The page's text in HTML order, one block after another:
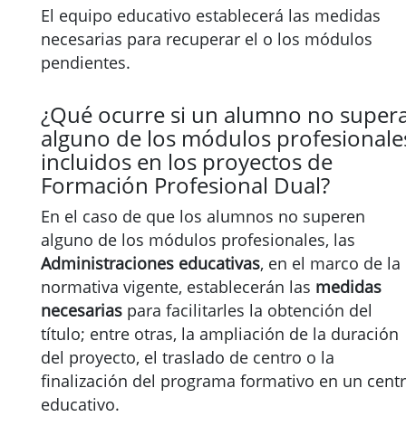
El equipo educativo establecerá las medidas
necesarias para recuperar el o los módulos
pendientes.
¿Qué ocurre si un alumno no
alguno de los módulos
incluidos en los proyectos de
Formación Profesional Dual?
En el caso de que los alumnos no superen
alguno de los módulos profesionales, las
Administraciones educativas, en el marco de la
normativa vigente, establecerán las medidas
necesarias para facilitarles la obtención del
título; entre otras, la ampliación de la duración
del proyecto, el traslado de centro o la
finalización del programa formativo en un
educativo.